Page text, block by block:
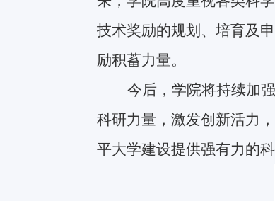
技术奖励的规划、培育及
励积蓄力量。
今后，学院将持续加
科研力量，激发创新活力
平大学建设提供强有力的科